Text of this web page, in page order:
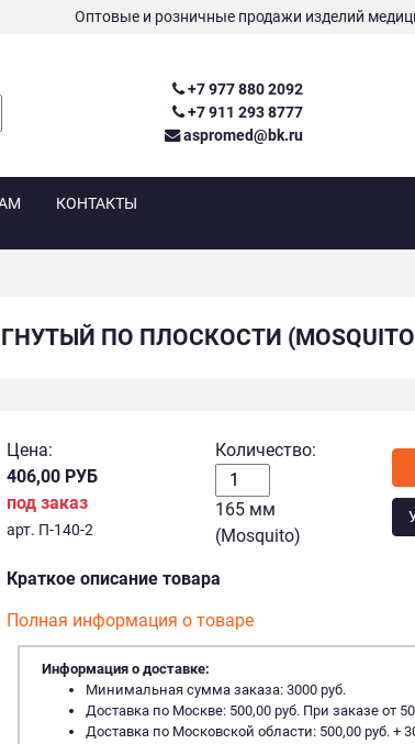
Оптовые и розничные продажи изделий
+7 977 880 2092
+7 911 293 8777
aspromed@bk.ru
КОНТАКТЫ
ПО ПЛОСКОСТИ
Цена:
406,00 РУБ
под заказ
арт. П-140-2
Количество:
165 мм
(Mosquito)
Краткое описание товара
Полная информация о товаре
Информация о доставке:
Минимальная сумма заказа: 3000 руб.
Доставка по Москве: 500,00 руб. При заказе от
Доставка по Московской области: 500,00 руб. +